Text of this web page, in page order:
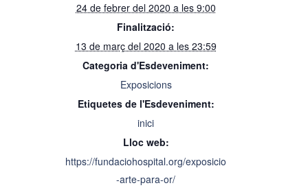
24 de febrer del 2020 a les 9:00
Finalització:
13 de març del 2020 a les 23:59
Categoria d'Esdeveniment:
Exposicions
Etiquetes de l'Esdeveniment:
inici
Lloc web:
https://fundaciohospital.org/exposicio
-arte-para-or/